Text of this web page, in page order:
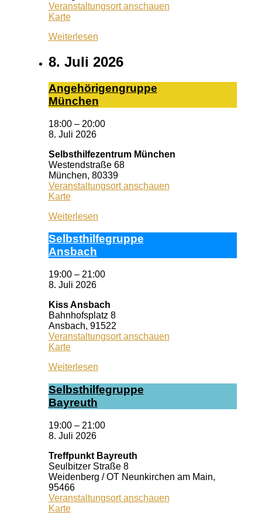
Veranstaltungsort anschauen
KarteQueeres
Erlangen
Weiterlesen
8. Juli 2026
An­ge­hö­ri­gen­grup­pe
Mün­chen
18:00 – 20:00
8. Juli 2026
Selbsthilfezentrum München
Westendstraße 68
München, 80339
Veranstaltungsort anschauen
KarteSelbsthilfezentrum
Weiterlesen
Selbst­hil­fe­grup­pe
Ans­bach
19:00 – 21:00
8. Juli 2026
Kiss Ansbach
Bahnhofsplatz 8
Ansbach, 91522
Veranstaltungsort anschauen
KarteKiss
Weiterlesen
Selbst­hil­fe­grup­pe
Bay­reuth
19:00 – 21:00
8. Juli 2026
Treffpunkt Bayreuth
Seulbitzer Straße 8
Weidenberg / OT Neunkirchen am Main,
95466
Veranstaltungsort anschauen
KarteTreffpunkt